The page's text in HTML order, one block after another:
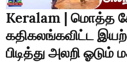
Keralam | மொத்த
கதிகலங்கவிட்ட
பிடித்து அலறி ஓடும்